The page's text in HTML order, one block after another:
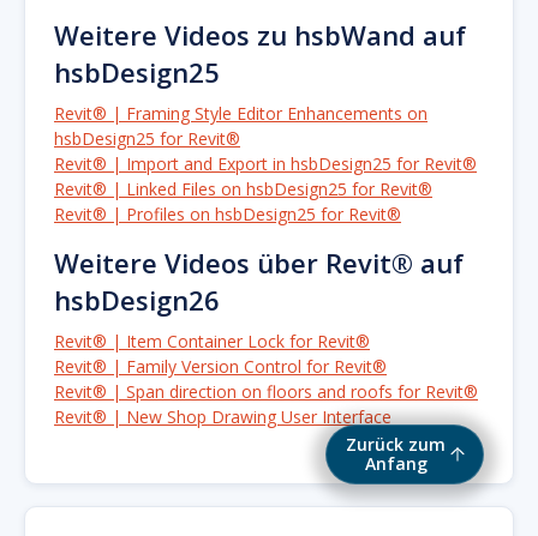
Zurück zum
Anfang
Weitere Videos zu hsbWand auf
hsbDesign25
Revit® | Framing Style Editor Enhancements on
hsbDesign25 for Revit®
Revit® | Import and Export in hsbDesign25 for Revit®
Revit® | Linked Files on hsbDesign25 for Revit®
Revit® | Profiles on hsbDesign25 for Revit®
Weitere Videos über Revit® auf
hsbDesign26
Revit® | Item Container Lock for Revit®
Revit® | Family Version Control for Revit®
Revit® | Span direction on floors and roofs for Revit®
Revit® | New Shop Drawing User Interface